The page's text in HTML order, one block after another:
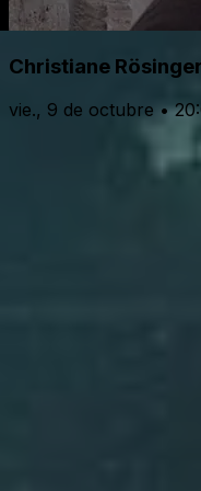
Christiane
vie., 9 de octubre •